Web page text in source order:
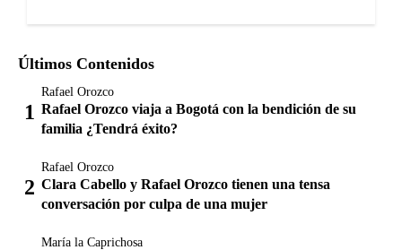
Últimos Contenidos
Rafael Orozco
Rafael Orozco viaja a Bogotá con la bendición de su
familia ¿Tendrá éxito?
Rafael Orozco
Clara Cabello y Rafael Orozco tienen una tensa
conversación por culpa de una mujer
María la Caprichosa